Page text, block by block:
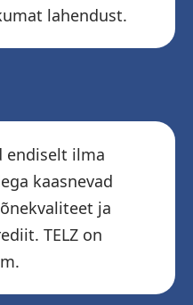
lahendust.
endiselt ilma
kaasnevad
ja
TELZ on